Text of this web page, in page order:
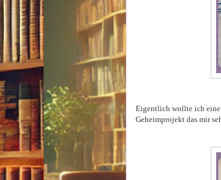
Eigentlich wollte ich eine
Geheimprojekt das mir